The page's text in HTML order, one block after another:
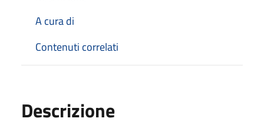
A cura di
Contenuti correlati
Descrizione